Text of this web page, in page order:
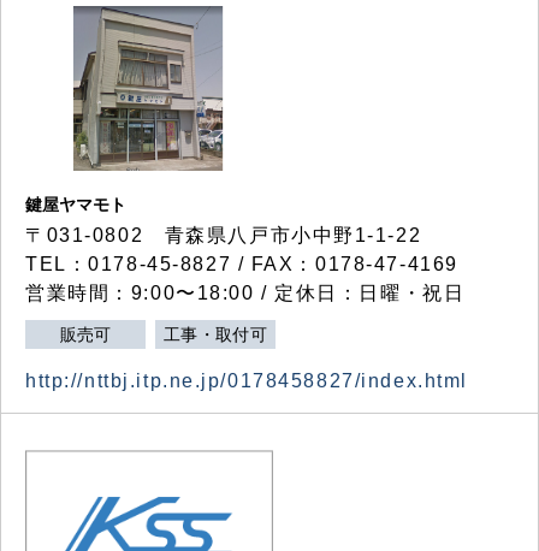
鍵屋ヤマモト
〒031-0802 青森県八戸市小中野1-1-22
TEL：0178-45-8827 / FAX：0178-47-4169
営業時間：9:00〜18:00 / 定休日：日曜・祝日
販売可 工事・取付可
http://nttbj.itp.ne.jp/0178458827/index.html